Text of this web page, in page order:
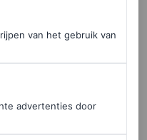
de sciencefictionfilm
uit 1985. Dat originele
Moriceau. En dat
Hollywood-thema
over haar look.
van het gebruik van
advertenties door